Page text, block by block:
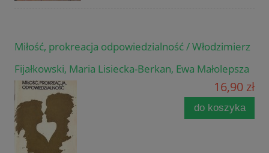
Miłość, prokreacja odpowiedzialność / Włodzimierz
Fijałkowski, Maria Lisiecka-Berkan, Ewa Małolepsza
16,90 zł
do koszyka